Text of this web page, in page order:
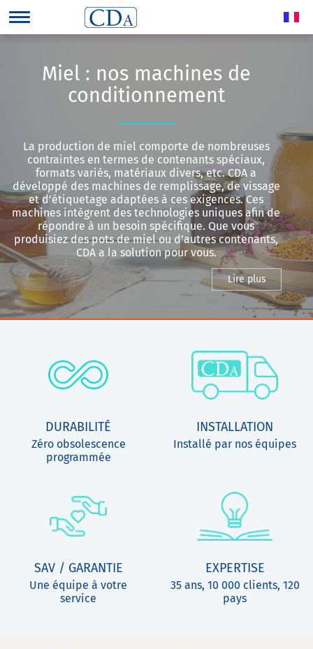
Miel : nos machines de
conditionnement
La production de miel comporte de nombreuses
contraintes en termes de contenants spéciaux,
formats variés, matériaux divers, etc. CDA a
développé des machines de remplissage, de vissage
et d’étiquetage adaptées à ces exigences. Ces
machines intègrent des technologies uniques afin de
répondre à un besoin spécifique. Que vous
produisiez des pots de miel ou d’autres contenants,
CDA a la solution pour vous.
Lire plus
DURABILITÉ
Zéro obsolescence
programmée
INSTALLATION
Installé par nos équipes
SAV / GARANTIE
Une équipe à votre
service
EXPERTISE
35 ans, 10 000 clients, 120
pays